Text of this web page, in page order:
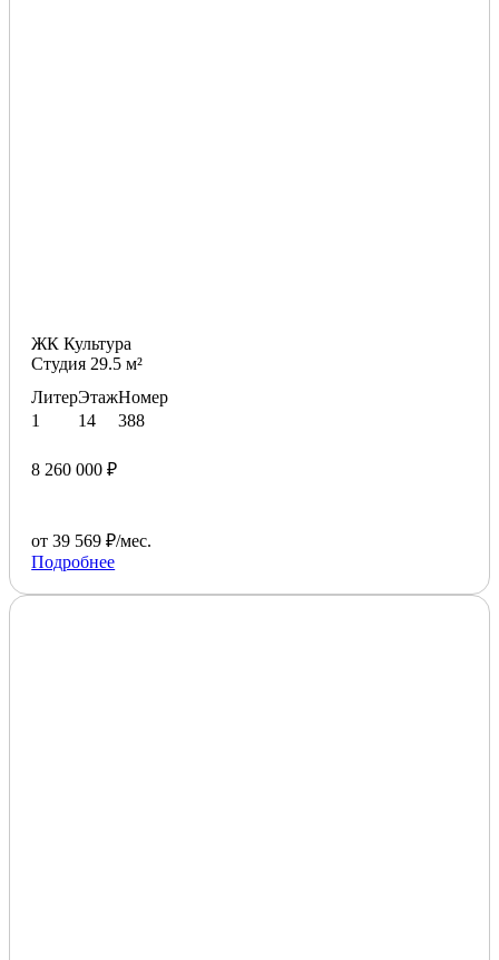
ЖК Культура
Студия 29.5 м²
Литер
1
Этаж
14
Номер
388
8 260 000 ₽
от 39 569 ₽/мес.
Подробнее